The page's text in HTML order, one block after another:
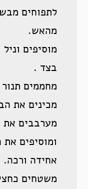
לתפוחים
מהאש.
מוסיפים
בצד .
מחממים תנור על 180
מכינים את
מערבבים את
ומוסיפים
אחידה ורכה.
משטחים